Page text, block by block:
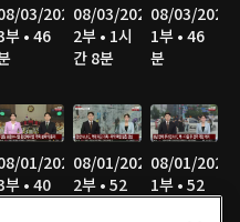
03/2026
부 • 46
08/03/2026
2부 • 1시
간 8분
08/03/2026
1부 • 46
분
01/2026
부 • 40
08/01/2026
2부 • 52
08/01/2026
1부 • 52